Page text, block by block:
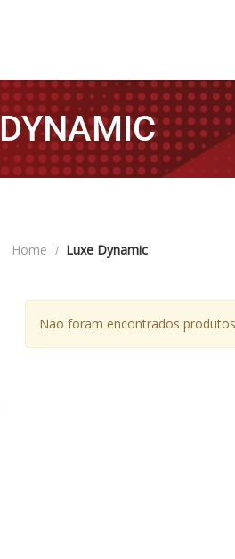
Home Luxe Dynamic
Não foram encontrados